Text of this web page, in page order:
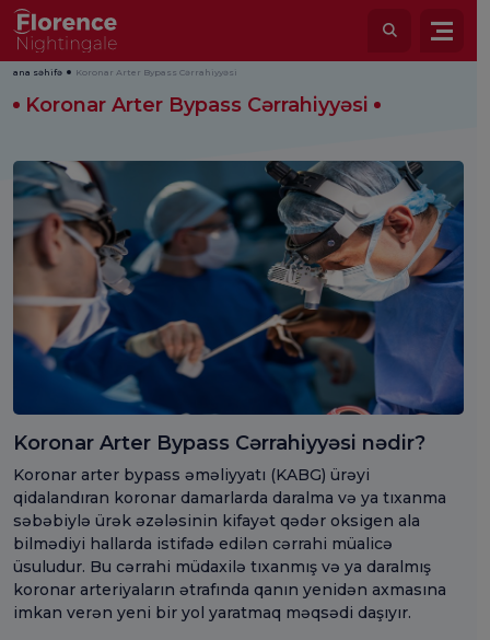
ana səhifə Koronar Arter Bypass Cərrahiyyəsi
Koronar Arter Bypass Cərrahiyyəsi
Koronar Arter Bypass Cərrahiyyəsi nədir?
Koronar arter bypass əməliyyatı (KABG) ürəyi
qidalandıran koronar damarlarda daralma və ya tıxanma
səbəbiylə ürək əzələsinin kifayət qədər oksigen ala
bilmədiyi hallarda istifadə edilən cərrahi müalicə
üsuludur. Bu cərrahi müdaxilə tıxanmış və ya daralmış
koronar arteriyaların ətrafında qanın yenidən axmasına
imkan verən yeni bir yol yaratmaq məqsədi daşıyır.